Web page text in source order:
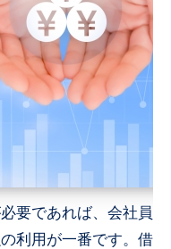
要であれば、会社員
利用が一番です。借